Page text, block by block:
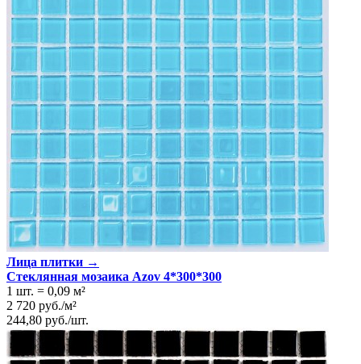
Лица плитки →
Стеклянная мозаика Azov 4*300*300
1 шт. = 0,09 м²
2 720 руб./м²
244,80 руб./шт.